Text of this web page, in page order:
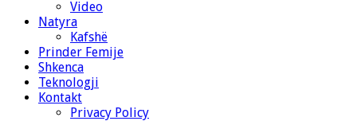
Video
Natyra
Kafshë
Prinder Femije
Shkenca
Teknologji
Kontakt
Privacy Policy